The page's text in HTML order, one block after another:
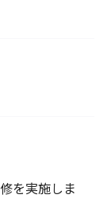
を実施しま